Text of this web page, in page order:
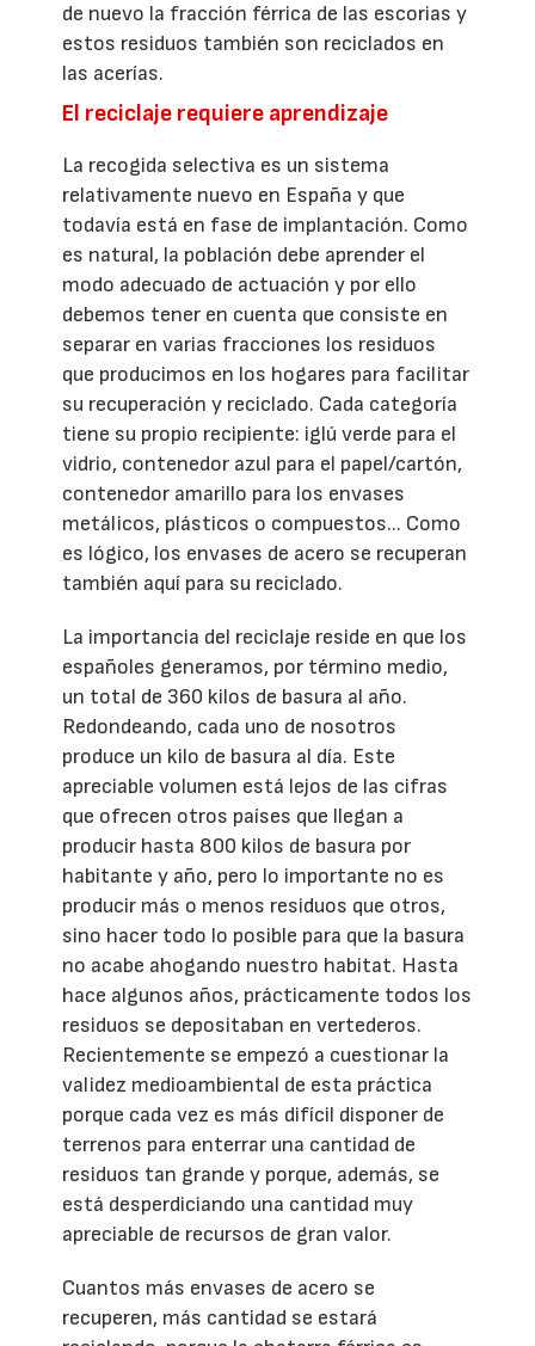
de nuevo la fracción férrica de las escorias y
estos residuos también son reciclados en
las acerías.
El reciclaje requiere aprendizaje
La recogida selectiva es un sistema
relativamente nuevo en España y que
todavía está en fase de implantación. Como
es natural, la población debe aprender el
modo adecuado de actuación y por ello
debemos tener en cuenta que consiste en
separar en varias fracciones los residuos
que producimos en los hogares para facilitar
su recuperación y reciclado. Cada categoría
tiene su propio recipiente: iglú verde para el
vidrio, contenedor azul para el papel/cartón,
contenedor amarillo para los envases
metálicos, plásticos o compuestos... Como
es lógico, los envases de acero se recuperan
también aquí para su reciclado.
La importancia del reciclaje reside en que los
españoles generamos, por término medio,
un total de 360 kilos de basura al año.
Redondeando, cada uno de nosotros
produce un kilo de basura al día. Este
apreciable volumen está lejos de las cifras
que ofrecen otros países que llegan a
producir hasta 800 kilos de basura por
habitante y año, pero lo importante no es
producir más o menos residuos que otros,
sino hacer todo lo posible para que la basura
no acabe ahogando nuestro habitat. Hasta
hace algunos años, prácticamente todos los
residuos se depositaban en vertederos.
Recientemente se empezó a cuestionar la
validez medioambiental de esta práctica
porque cada vez es más difícil disponer de
terrenos para enterrar una cantidad de
residuos tan grande y porque, además, se
está desperdiciando una cantidad muy
apreciable de recursos de gran valor.
Cuantos más envases de acero se
recuperen, más cantidad se estará